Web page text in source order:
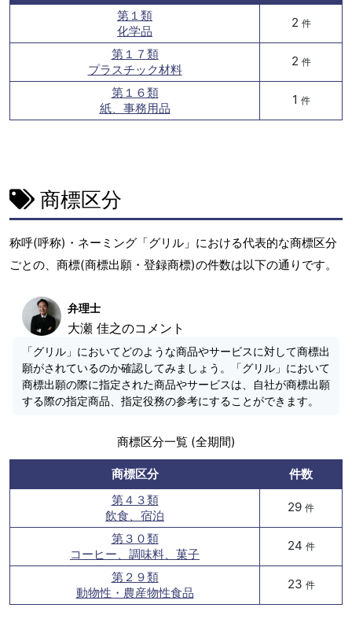
第１類
化学品
2 件
第１７類
プラスチック材料
2 件
第１６類
紙、事務用品
1 件
商標区分
称呼(呼称)・ネーミング「グリル」における代表的な商標区分
ごとの、商標(商標出願・登録商標)の件数は以下の通りです。
弁理士
大瀬 佳之のコメント
「グリル」においてどのような商品やサービスに対して商標出
願がされているのか確認してみましょう。「グリル」において
商標出願の際に指定された商品やサービスは、自社が商標出願
する際の指定商品、指定役務の参考にすることができます。
商標区分一覧 (全期間)
商標区分
件数
第４３類
飲食、宿泊
29 件
第３０類
コーヒー、調味料、菓子
24 件
第２９類
動物性・農産物性食品
23 件